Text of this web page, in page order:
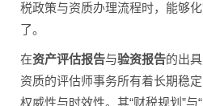
税政策与资质办理流程时，能够
了。
在资产评估报告与验资报告的出
资质的评估师事务所有着长期稳
权威性与时效性。其“财税规划”